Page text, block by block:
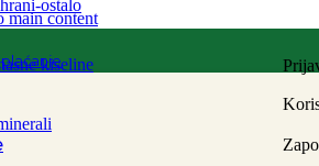
main content
ostalo
kiseline